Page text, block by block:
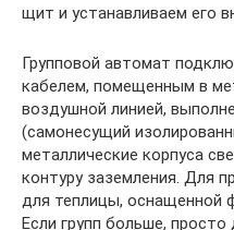
щит и устанавливаем его
Групповой автомат
кабелем, помещенным в
воздушной линией,
(самонесущий
металлические корпуса
контуру заземления. Для
для теплицы, оснащенной
Если групп больше,